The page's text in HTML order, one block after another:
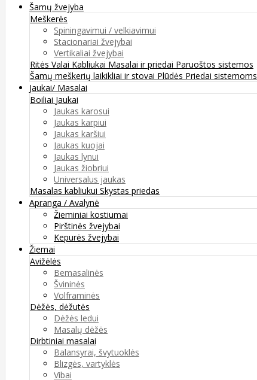
Šamų žvejyba
Meškerės
Spiningavimui / velkiavimui
Stacionariai žvejybai
Vertikaliai žvejybai
Ritės Valai Kabliukai Masalai ir priedai Paruoštos sistemos
Šamų meškerių laikikliai ir stovai Plūdės Priedai sistemoms
Jaukai/ Masalai
Boiliai Jaukai
Jaukas karosui
Jaukas karpiui
Jaukas karšiui
Jaukas kuojai
Jaukas lynui
Jaukas žiobriui
Universalus jaukas
Masalas kabliukui Skystas priedas
Apranga / Avalynė
Žieminiai kostiumai
Pirštinės žvejybai
Kepurės žvejybai
Žiemai
Avižėlės
Bemasalinės
Švininės
Volframinės
Dėžės, dėžutės
Dėžės ledui
Masalų dėžės
Dirbtiniai masalai
Balansyrai, švytuoklės
Blizgės, vartyklės
Vibai